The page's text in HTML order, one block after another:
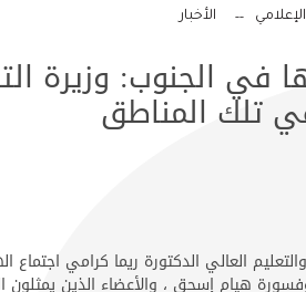
الأخبار
في الجنوب: وزيرة
تلك المناطق